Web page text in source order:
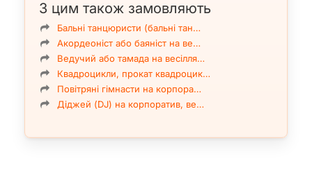
З цим також замовляють
Бальні танцюристи (бальні тан…
Акордеоніст або баяніст на ве…
Ведучий або тамада на весілля…
Квадроцикли, прокат квадроцик…
Повітряні гімнасти на корпора…
Діджей (DJ) на корпоратив, ве…